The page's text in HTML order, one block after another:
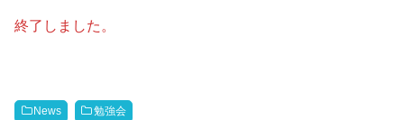
終了しました。
News 勉強会